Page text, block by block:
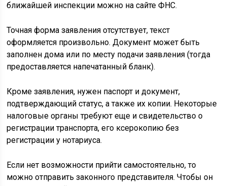
ближайшей инспекции можно на сайте ФНС.
Точная форма заявления отсутствует, текст
оформляется произвольно. Документ может быть
заполнен дома или по месту подачи заявления (тогда
предоставляется напечатанный бланк).
Кроме заявления, нужен паспорт и документ,
подтверждающий статус, а также их копии. Некоторые
налоговые органы требуют еще и свидетельство о
регистрации транспорта, его ксерокопию без
регистрации у нотариуса.
Если нет возможности прийти самостоятельно, то
можно отправить законного представителя. Чтобы он